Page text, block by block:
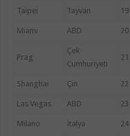
Taipei Tayvan 19
Miami ABD 20
Prag
Çek
Cumhuriyeti
21
Shanghai Çin 22
Las Vegas ABD 23
Milano İtalya 24